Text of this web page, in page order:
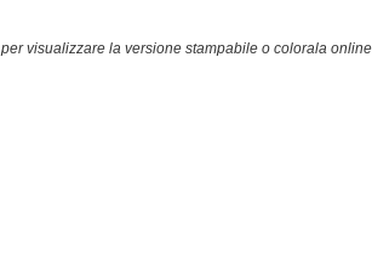
per visualizzare la versione stampabile o colorala